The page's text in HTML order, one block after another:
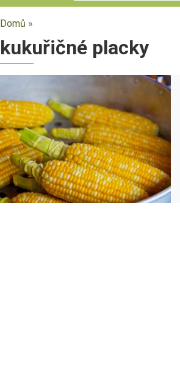
Domů »
kukuřičné placky